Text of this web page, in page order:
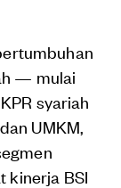
— mulai
syariah
UMKM,
kinerja BSI